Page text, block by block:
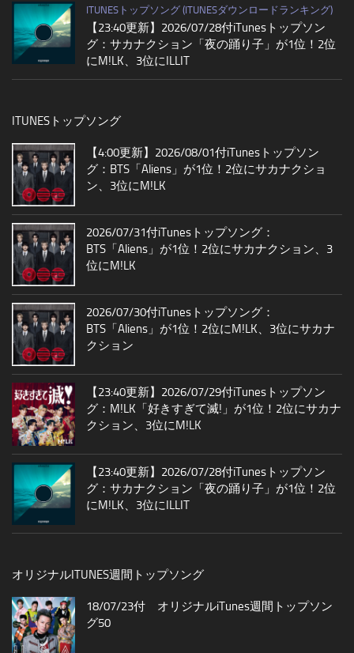
ITUNESトップソング (ITUNESダウンロードランキング)
【23:40更新】2026/07/28付iTunesトップソン
グ：サカナクション「夜の踊り子」が1位！2位
にM!LK、3位にILLIT
ITUNESトップソング
【4:00更新】2026/08/01付iTunesトップソン
グ：BTS「Aliens」が1位！2位にサカナクショ
ン、3位にM!LK
2026/07/31付iTunesトップソング：
BTS「Aliens」が1位！2位にサカナクション、3
位にM!LK
2026/07/30付iTunesトップソング：
BTS「Aliens」が1位！2位にM!LK、3位にサカナ
クション
【23:40更新】2026/07/29付iTunesトップソン
グ：M!LK「好きすぎて滅!」が1位！2位にサカナ
クション、3位にM!LK
【23:40更新】2026/07/28付iTunesトップソン
グ：サカナクション「夜の踊り子」が1位！2位
にM!LK、3位にILLIT
オリジナルITUNES週間トップソング
18/07/23付 オリジナルiTunes週間トップソン
グ50